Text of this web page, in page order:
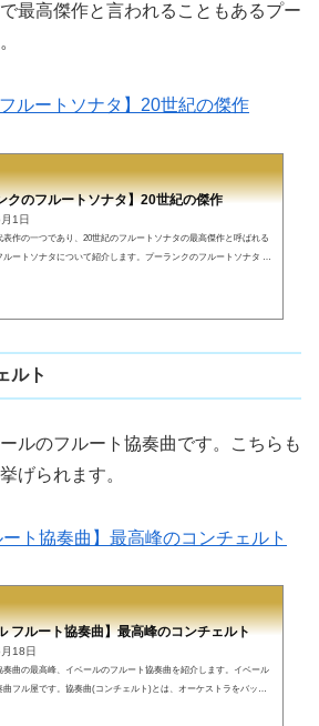
最高傑作と言われることもあるプー
ルートソナタ】20世紀の傑作
クのフルートソナタ】20世紀の傑作
1日
表作の一つであり、20世紀のフルートソナタの最高傑作と呼ばれる
ルートソナタについて紹介します。プーランクのフルートソナタ 20
ルト
ルのフルート協奏曲です。こちらも
げられます。
ート協奏曲】最高峰のコンチェルト
フルート協奏曲】最高峰のコンチェルト
18日
奏曲の最高峰、イベールのフルート協奏曲を紹介します。イベール
曲フル屋です。協奏曲(コンチェルト)とは、オーケストラをバック